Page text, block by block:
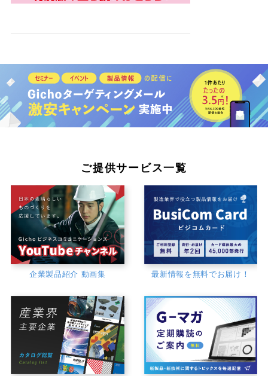
ご提供サービス一覧
企業製品紹介 動画集 最新情報を無料でお届け！